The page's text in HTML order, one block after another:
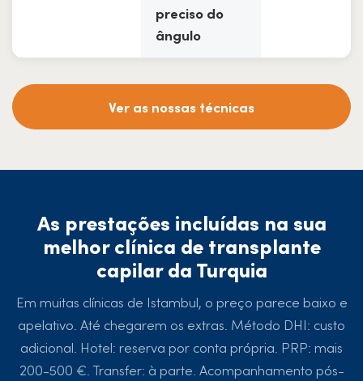
preciso do
ângulo
Ver as nossas técnicas
As prestações incluídas na sua
melhor clínica de transplante
capilar da Turquia
Em muitas clínicas de Istambul, o preço parece baixo e
apelativo. Até chegarem os extras. Método DHI: custo
adicional. Hotel: reserva por conta própria. PRP: mais
200-500 €. Transfer: à parte. Acompanhamento pós-